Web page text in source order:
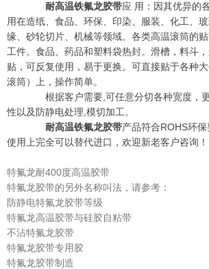
耐高温铁氟龙胶带应 用：因其优异的
用在造纸、食品、环保、印染、服装、化工、
缘、砂轮切片、机械等领域。各类高温滚筒的
工件。食品、药品和塑料袋热封。滑槽，料斗
贴，可反复使用，易于更换。可直接贴于各种
滚筒）上，操作简单。
根据客户需要,可任意分切各种宽度，
性以及防静电处理,模切加工。
耐高温铁氟龙胶带产品符合ROHS环
使用上完全可以替代进口，欢迎新老客户咨询！
特氟龙耐400度高温胶带
特氟龙胶带的另外名称叫法，请参考：
防静电特氟龙胶带等级
特氟龙高温胶带与硅胶自粘带
不沾特氟龙胶带
特氟龙胶带专用胶
特氟龙胶带制造